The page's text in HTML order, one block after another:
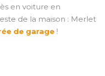
en voiture en
de la maison : Merlet
de garage !